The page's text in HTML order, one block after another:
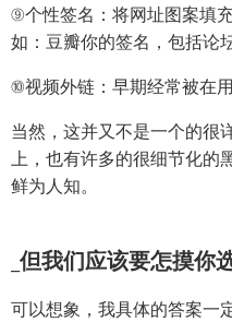
⑨个性签名：将网址图案填
如：豆瓣你的签名，包括论
⑩视频外链：早期经常被在
当然，这并又不是一个的很
上，也有许多的很细节化的
鲜为人知。
_但我们应该要怎摸你
可以想象，我具体的答案一